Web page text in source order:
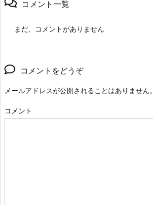
コメント一覧
まだ、コメントがありません
コメントをどうぞ
メールアドレスが公開されることはありません。
コメント